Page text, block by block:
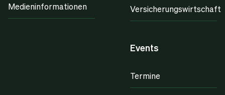
Medieninformationen Versicherungswirtschaft
Events
Termine